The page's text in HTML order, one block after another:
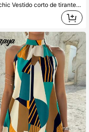
Travachic Vestido corto de tirantes finos con estampado tejido para mujer, ideal para vacaciones de primavera/verano